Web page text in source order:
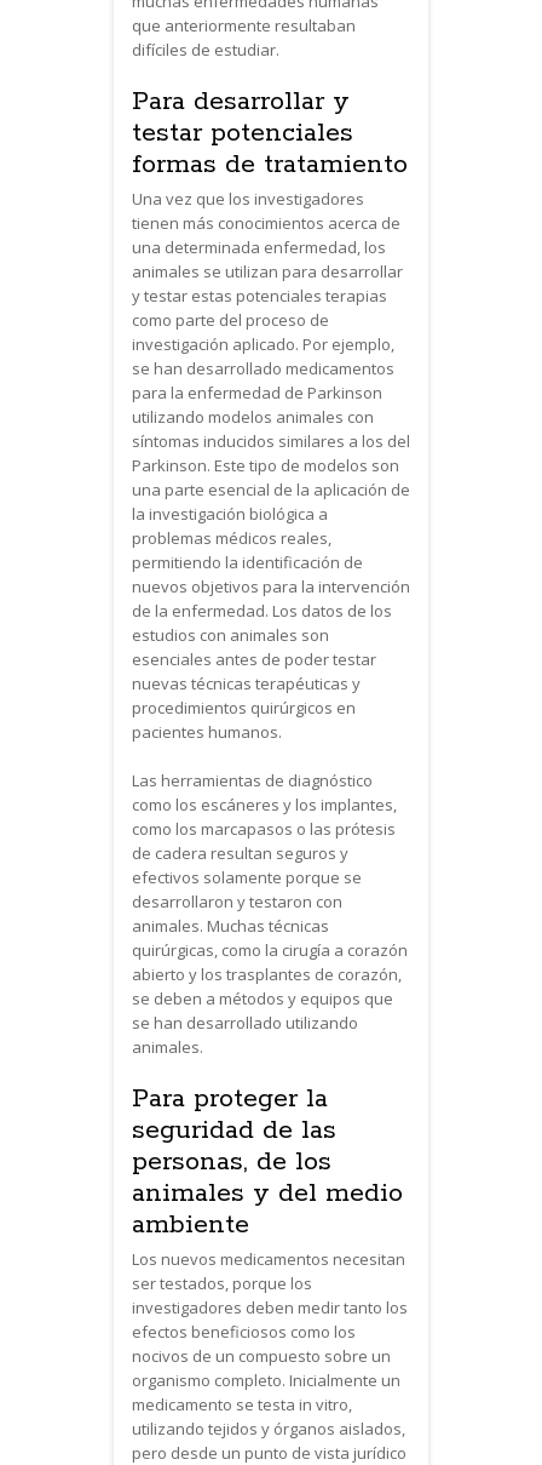
que anteriormente resultaban
difíciles de estudiar.
Para desarrollar y
testar potenciales
formas de tratamiento
Una vez que los investigadores
tienen más conocimientos acerca de
una determinada enfermedad, los
animales se utilizan para desarrollar
y testar estas potenciales terapias
como parte del proceso de
investigación aplicado. Por ejemplo,
se han desarrollado medicamentos
para la enfermedad de Parkinson
utilizando modelos animales con
síntomas inducidos similares a los del
Parkinson. Este tipo de modelos son
una parte esencial de la aplicación de
la investigación biológica a
problemas médicos reales,
permitiendo la identificación de
nuevos objetivos para la intervención
de la enfermedad. Los datos de los
estudios con animales son
esenciales antes de poder testar
nuevas técnicas terapéuticas y
procedimientos quirúrgicos en
pacientes humanos.
Las herramientas de diagnóstico
como los escáneres y los implantes,
como los marcapasos o las prótesis
de cadera resultan seguros y
efectivos solamente porque se
desarrollaron y testaron con
animales. Muchas técnicas
quirúrgicas, como la cirugía a corazón
abierto y los trasplantes de corazón,
se deben a métodos y equipos que
se han desarrollado utilizando
animales.
Para proteger la
seguridad de las
personas, de los
animales y del medio
ambiente
Los nuevos medicamentos necesitan
ser testados, porque los
investigadores deben medir tanto los
efectos beneficiosos como los
nocivos de un compuesto sobre un
organismo completo. Inicialmente un
medicamento se testa in vitro,
utilizando tejidos y órganos aislados,
pero desde un punto de vista jurídico